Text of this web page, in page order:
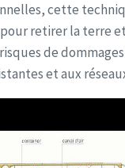
cette
retirer la terre
de
et aux